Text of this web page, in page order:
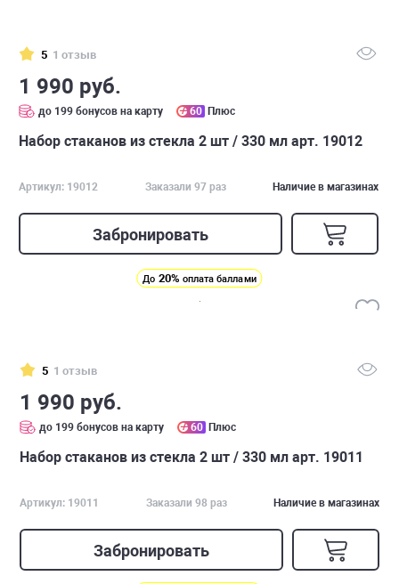
5 1 отзыв
1 990 руб.
до 199 бонусов на карту 60 Плюс
Набор стаканов из стекла 2 шт / 330 мл арт. 19012
Артикул: 19012 Заказали 97 раз Наличие в магазинах
Забронировать
До 20% оплата баллами
5 1 отзыв
1 990 руб.
до 199 бонусов на карту 60 Плюс
Набор стаканов из стекла 2 шт / 330 мл арт. 19011
Артикул: 19011 Заказали 98 раз Наличие в магазинах
Забронировать